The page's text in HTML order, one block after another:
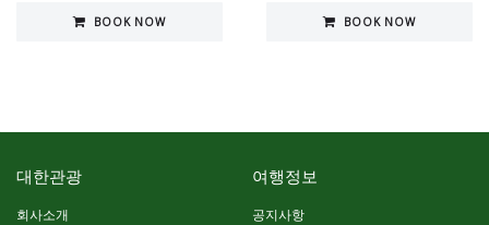
BOOK NOW BOOK NOW
대한관광
회사소개
여행정보
공지사항